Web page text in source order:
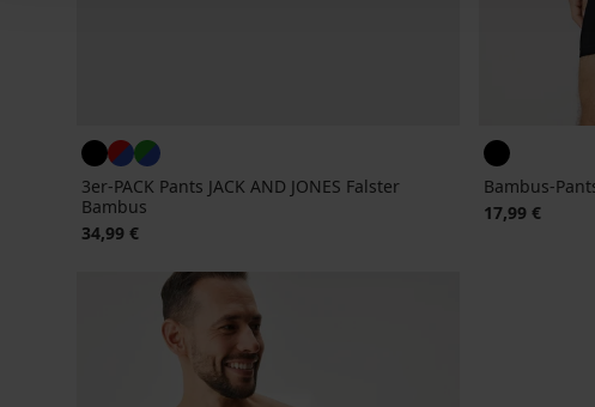
3er-PACK Pants JACK AND JONES Falster
Bambus
34,99 €
Bambus-
17,99 €